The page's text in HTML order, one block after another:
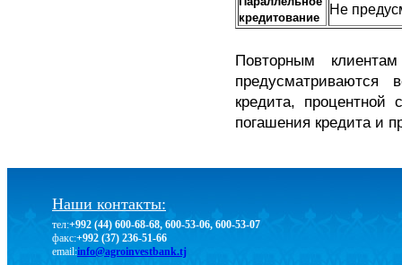
кредитование
Не
Повторным
кредита, процентной
погашения кредита и
Наши контакты:
тел:+992 (44) 600-68-68, 600-53-06, 600-53-07
факс:+992 (37) 236-51-66
email:info@agroinvestbank.tj